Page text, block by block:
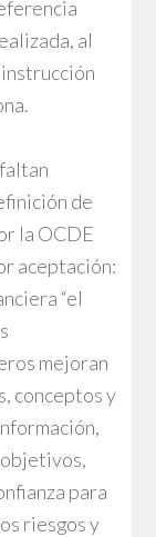
al
de
la OCDE
aceptación:
“el
mejoran
conceptos y
para
riesgos y